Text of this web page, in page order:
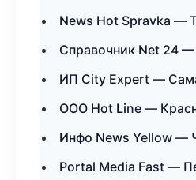
News Hot Spravka —
Справочник Net 24
ИП City Expert —
ООО Hot Line —
Инфо News Yellow —
Portal Media Fast —